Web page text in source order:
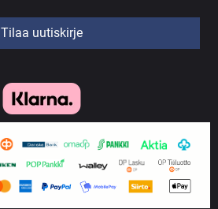
Tilaa uutiskirje